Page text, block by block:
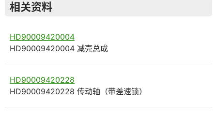
相关资料
HD90009420004
HD90009420004 减壳总成
HD90009420228
HD90009420228 传动轴（带差速锁）